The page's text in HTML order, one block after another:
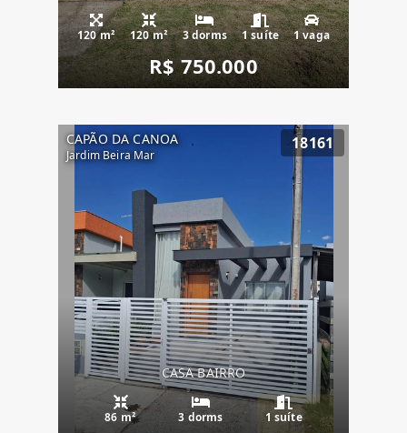
120 m² 120 m² 3 dorms 1 suíte 1 vaga
R$ 750.000
CAPÃO DA CANOA
Jardim Beira Mar
18161
CASA BAIRRO
86 m² 3 dorms 1 suíte